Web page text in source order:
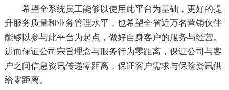
希望全系统员工能够以使用此平台为基础，更好的提
升服务质量和业务管理水平，也希望全省近万名营销伙伴
能够以参与此平台为起点，做好自身客户的服务与经营。
进而保证公司宗旨理念与服务行为零距离，保证公司与客
户之间信息资讯传递零距离，保证客户需求与保险资讯供
给零距离。